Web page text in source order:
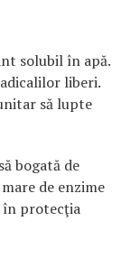
solubil în apă.
liberi.
să lupte
bogată de
de enzime
în protecţia